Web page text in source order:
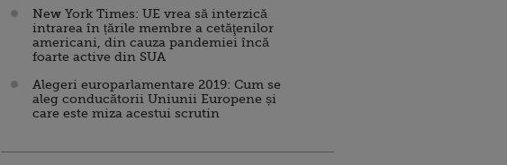
New York Times: UE vrea să interzică
intrarea în țările membre a cetăţenilor
americani, din cauza pandemiei încă
foarte active din SUA
Alegeri europarlamentare 2019: Cum se
aleg conducătorii Uniunii Europene și
care este miza acestui scrutin